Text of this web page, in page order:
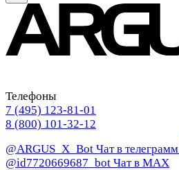
Телефоны
7 (495) 123-81-01
8 (800) 101-32-12
@ARGUS_X_Bot Чат в телеграмм
@id7720669687_bot Чат в МАХ